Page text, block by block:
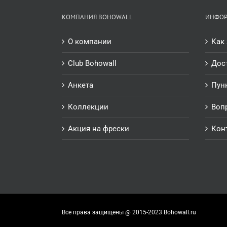
КОМПАНИЯ BOHOWALL
О компании
Club Bohowall
Анкета
Коллекции
Акция на фрески
Как
Все права защищены @ 2015-2023 Bohowall.ru